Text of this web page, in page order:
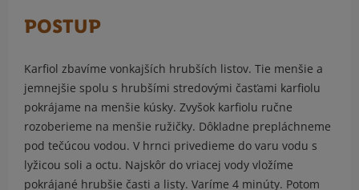
POSTUP
Karfiol zbavíme vonkajších hrubších listov. Tie menšie a
jemnejšie spolu s hrubšími stredovými časťami karfiolu
pokrájame na menšie kúsky. Zvyšok karfiolu ručne
rozoberieme na menšie ružičky. Dôkladne prepláchneme
pod tečúcou vodou. V hrnci privedieme do varu vodu s
lyžicou soli a octu. Najskôr do vriacej vody vložíme
pokrájané hrubšie časti a listy. Varíme 4 minúty. Potom